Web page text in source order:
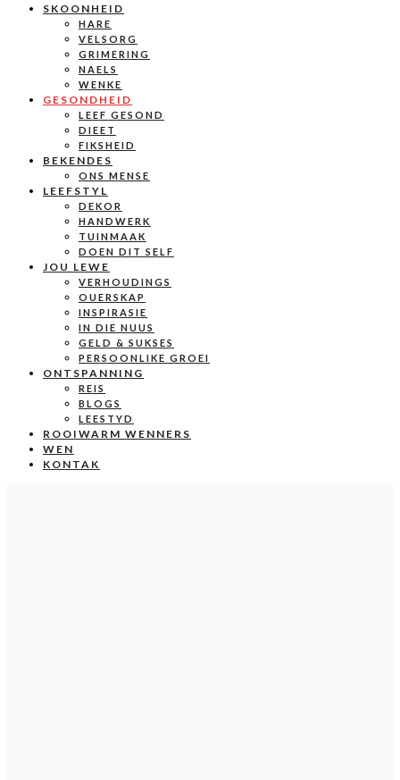
SKOONHEID
HARE
VELSORG
GRIMERING
NAELS
WENKE
GESONDHEID
LEEF GESOND
DIEET
FIKSHEID
BEKENDES
ONS MENSE
LEEFSTYL
DEKOR
HANDWERK
TUINMAAK
DOEN DIT SELF
JOU LEWE
VERHOUDINGS
OUERSKAP
INSPIRASIE
IN DIE NUUS
GELD & SUKSES
PERSOONLIKE GROEI
ONTSPANNING
REIS
BLOGS
LEESTYD
ROOIWARM WENNERS
WEN
KONTAK